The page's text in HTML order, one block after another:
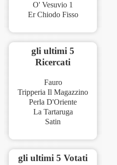
O' Vesuvio 1
Er Chiodo Fisso
gli ultimi 5
Ricercati
Fauro
Tripperia Il Magazzino
Perla D'Oriente
La Tartaruga
Satin
gli ultimi 5 Votati